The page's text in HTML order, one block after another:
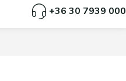
+36 30 7939 000